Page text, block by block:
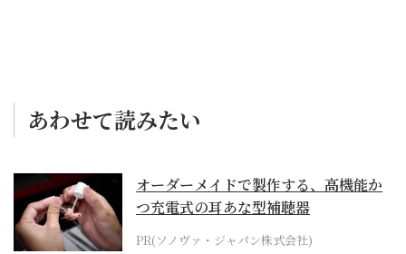
あわせて読みたい
オーダーメイドで製作する、高機能か
つ充電式の耳あな型補聴器
PR(ソノヴァ・ジャパン株式会社)